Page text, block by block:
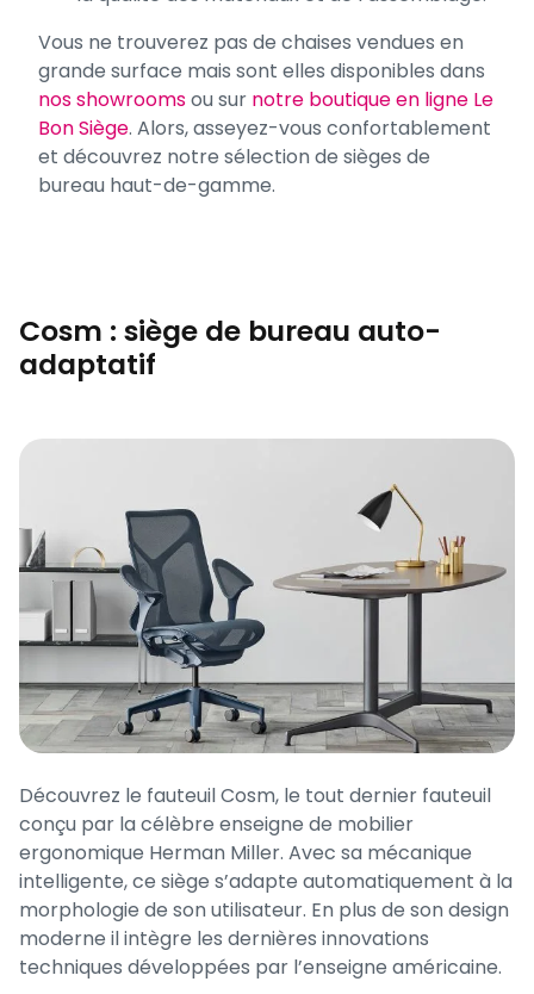
Vous ne trouverez pas de chaises vendues en
grande surface mais sont elles disponibles dans
nos showroomsou sur notre boutique en ligne Le
Bon Siège. Alors, asseyez-vous confortablement
et découvrez notre sélection de sièges de
bureau haut-de-gamme.
Cosm : siège de bureau auto-
adaptatif
Découvrez le fauteuil Cosm, le tout dernier fauteuil
conçu par la célèbre enseigne de mobilier
ergonomique Herman Miller. Avec sa mécanique
intelligente, ce siège s’adapte automatiquement à la
morphologie de son utilisateur. En plus de son design
moderne il intègre les dernières innovations
techniques développées par l’enseigne américaine.